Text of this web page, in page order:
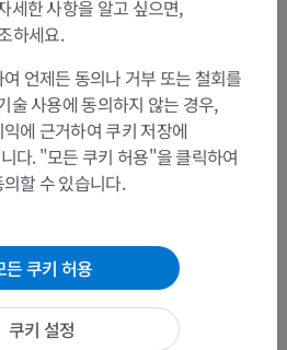
계통> 말초신경계> 뇌신경>
> 위후두신경바깥가지
해부 구조가 없습니다
세한 사항을 알고 싶으면,
하세요.
언제든 동의나 거부 또는 철회를
술 사용에 동의하지 않는 경우,
에 근거하여 쿠키 저장에
다. "모든 쿠키 허용"을 클릭하여
할 수 있습니다.
든 쿠키 허용
쿠키 설정